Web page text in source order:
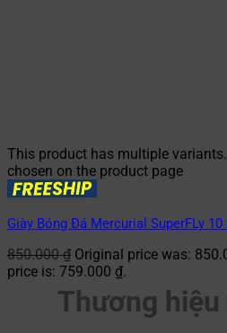
This product has multiple
chosen on the product page
Giày Bóng Đá Mercurial SuperFLy
850.000₫ Original price was:
price is: 759.000 ₫.
Thương